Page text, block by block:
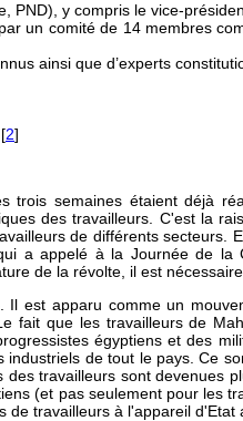
PND), y compris le vice-
un comité de 14 membres
ainsi que d’experts
2]
trois semaines étaient déjà
des travailleurs. C'est la
de différents
a appelé à la Journée de la
de la révolte, il est
est apparu comme un
fait que les travailleurs de
égyptiens et des
de tout le pays. Ce
travailleurs sont devenues
(et pas seulement pour les
travailleurs à l'appareil